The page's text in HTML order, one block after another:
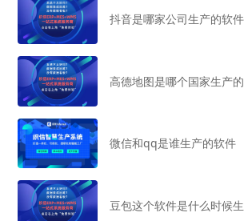
抖音是哪家公司生产的软件
高德地图是哪个国家生产
微信和qq是谁生产的软件
豆包这个软件是什么时候